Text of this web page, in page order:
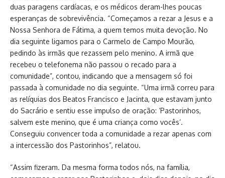
duas paragens cardíacas, e os médicos deram-lhes poucas
esperanças de sobrevivência. “Começamos a rezar a Jesus e a
Nossa Senhora de Fátima, a quem temos muita devoção. No
dia seguinte ligamos para o Carmelo de Campo Mourão,
pedindo às irmãs que rezassem pelo menino. A irmã que
recebeu o telefonema não passou o recado para a
comunidade”, contou, indicando que a mensagem só foi
passada à comunidade no dia seguinte. “Uma irmã correu para
as relíquias dos Beatos Francisco e Jacinta, que estavam junto
do Sacrário e sentiu esse impulso de oração: ‘Pastorinhos,
salvem este menino, que é uma criança como vocês’.
Conseguiu convencer toda a comunidade a rezar apenas com
a intercessão dos Pastorinhos”, relatou.
“Assim fizeram. Da mesma forma todos nós, na família,